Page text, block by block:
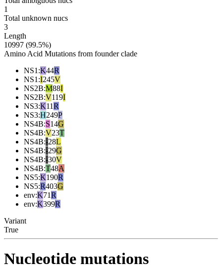
1
Total unknown nucs
3
Length
10997 (99.5%)
Amino Acid Mutations from founder clade
NS1 :K44R
NS1 :I245V
NS2B:M88I
NS2B:V119I
NS3:K11R
NS3:H249P
NS4B:S14G
NS4B:V23T
NS4B:-28L
NS4B:-29G
NS4B:-30V
NS4B:T48A
NS5:K190R
NS5:R403G
env:K71R
env:K399R
Variant
True
Nucleotide mutations